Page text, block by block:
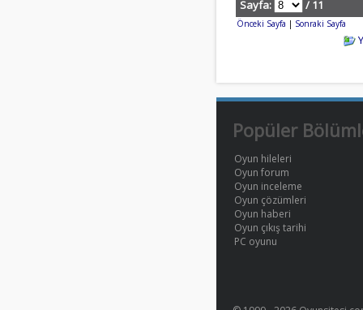
Sayfa: / 11
Önceki Sayfa | Sonraki Sayfa
Popüler
Oyun hileleri
Oyun forum
Oyun inceleme
Oyun çözümleri
Oyun haberi
Oyun çıkış tarihi
PC oyunu